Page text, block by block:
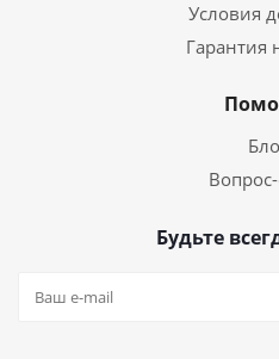
Условия
Гарантия
Будьте